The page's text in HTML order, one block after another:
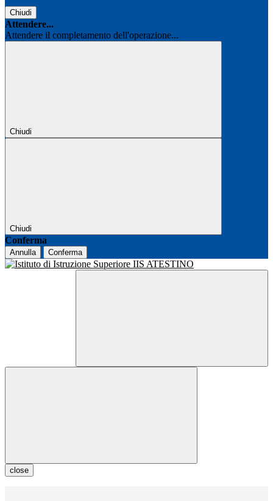
Chiudi
Attendere...
Attendere il completamento dell'operazione...
Chiudi
Chiudi
Conferma
Annulla Conferma
close